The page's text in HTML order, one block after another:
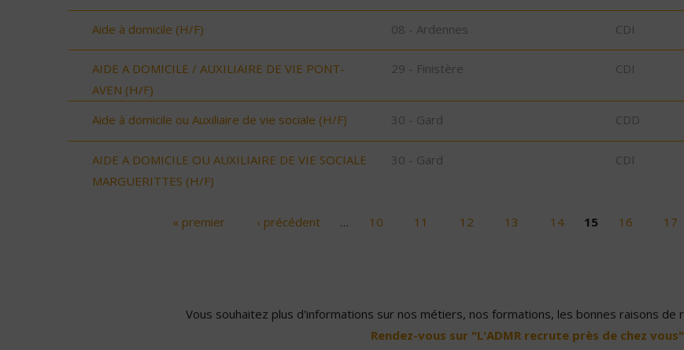
Aide à domicile (H/F) 08 - Ardennes CDI
AIDE A DOMICILE / AUXILIAIRE DE VIE PONT-
AVEN (H/F)
29 - Finistère CDI
Aide à domicile ou Auxiliaire de vie sociale (H/F) 30 - Gard CDD
AIDE A DOMICILE OU AUXILIAIRE DE VIE SOCIALE
MARGUERITTES (H/F)
30 - Gard CDI
« premier ‹ précédent … 10 11 12 13 14 15 16 17
Vous souhaitez plus d'informations sur nos métiers, nos formations, les bonnes raisons de
Rendez-vous sur "L'ADMR recrute près de chez